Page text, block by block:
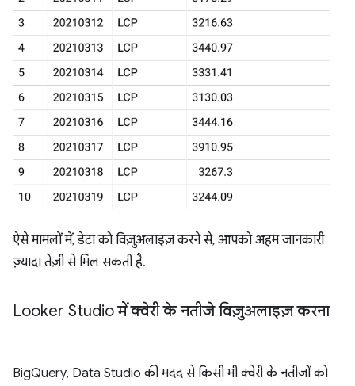
ऐसे मामलों में, डेटा को विज़ुअलाइज़ करने से, आपको अहम जानकारी
ज़्यादा तेज़ी से मिल सकती है.
Looker Studio में क्वेरी के नतीजे विज़ुअलाइज़ करना
BigQuery, Data Studio की मदद से किसी भी क्वेरी के नतीजों को